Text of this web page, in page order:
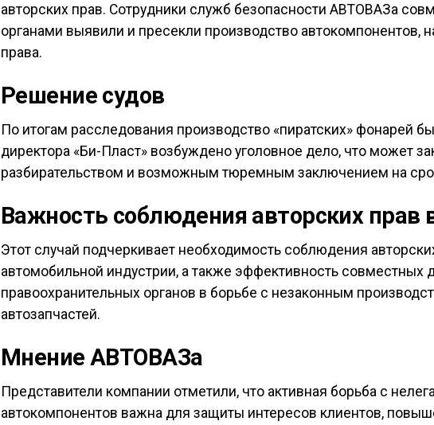
авторских прав. Сотрудники служб безопасности АВТОВАЗа
органами выявили и пресекли производство автокомпонентов,
права.
Решение судов
По итогам расследования производство «пиратских» фонарей
директора «Би-Пласт» возбуждено уголовное дело, что может
разбирательством и возможным тюремным заключением на
Важность соблюдения авторских прав
Этот случай подчеркивает необходимость соблюдения
автомобильной индустрии, а также эффективность совместных
правоохранительных органов в борьбе с незаконным
автозапчастей.
Мнение АВТОВАЗа
Представители компании отметили, что активная борьба с
автокомпонентов важна для защиты интересов клиентов,